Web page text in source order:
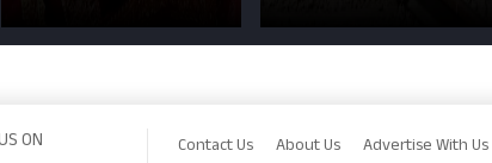
न्योता, 500 भक्तों ने दिया
की यात्रा हुई इतनी महंगी
ON Contact Us About Us Advertise With Us